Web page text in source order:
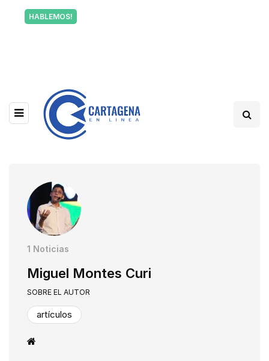
HABLEMOS!
1 Noticias
Miguel Montes Curi
SOBRE EL AUTOR
artículos